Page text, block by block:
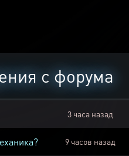
с форума
3 часа назад
9 часов назад